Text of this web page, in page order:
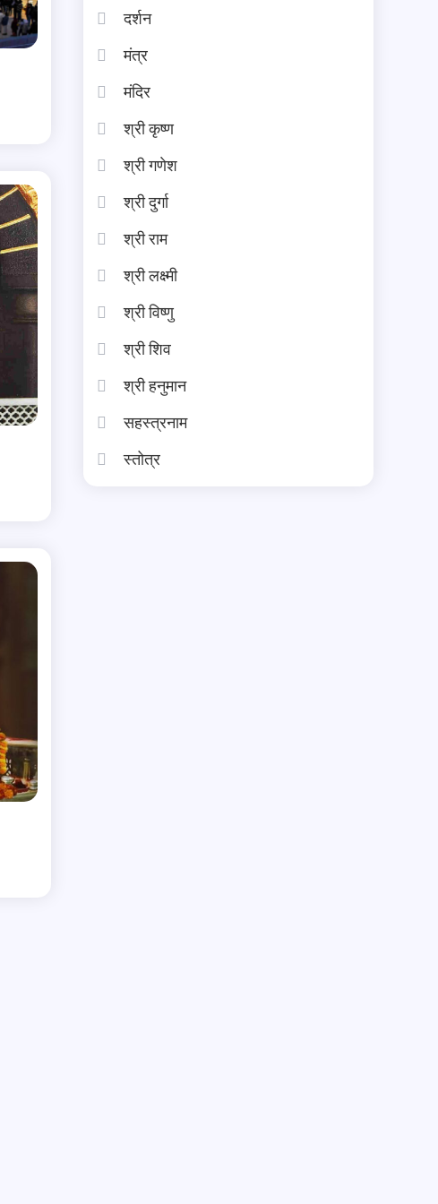
दर्शन
मंत्र
मंदिर
श्री कृष्ण
श्री गणेश
श्री दुर्गा
श्री राम
श्री लक्ष्मी
श्री विष्णु
श्री शिव
श्री हनुमान
सहस्त्रनाम
स्तोत्र